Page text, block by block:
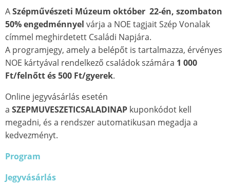
ASzépművészeti Múzeum október 22-én, szombaton
50% engedménnyel várja a NOE tagjait Szép Vonalak
címmel meghirdetett Családi Napjára.
A programjegy, amely a belépőt is tartalmazza, érvényes
NOE kártyával rendelkező családok számára 1 000
Ft/felnőtt és 500 Ft/gyerek.
Online jegyvásárlás esetén
a SZEPMUVESZETICSALADINAP kuponkódot kell
megadni, és a rendszer automatikusan megadja a
kedvezményt.
Program
Jegyvásárlás